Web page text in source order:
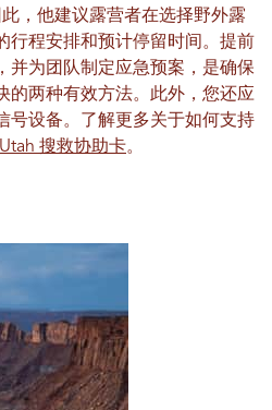
，他建议露营者在选择野外露
行程安排和预计停留时间。提前
并为团队制定应急预案，是确保
的两种有效方法。此外，您还应
号设备。了解更多关于如何支持
Utah 搜救协助卡。